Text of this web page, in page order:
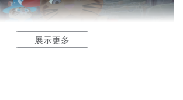
到九游APP进行下载，九游APP提供
展示更多